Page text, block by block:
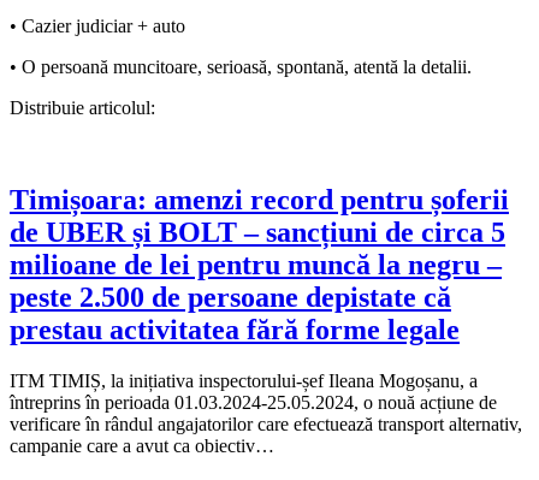
• Cazier judiciar + auto
• O persoană muncitoare, serioasă, spontană, atentă la detalii.
Distribuie articolul:
Timișoara: amenzi record pentru șoferii
de UBER și BOLT – sancțiuni de circa 5
milioane de lei pentru muncă la negru –
peste 2.500 de persoane depistate că
prestau activitatea fără forme legale
ITM TIMIȘ, la inițiativa inspectorului-șef Ileana Mogoșanu, a
întreprins în perioada 01.03.2024-25.05.2024, o nouă acțiune de
verificare în rândul angajatorilor care efectuează transport alternativ,
campanie care a avut ca obiectiv…